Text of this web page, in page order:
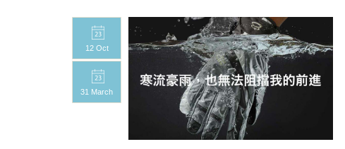
12 Oct
31 March